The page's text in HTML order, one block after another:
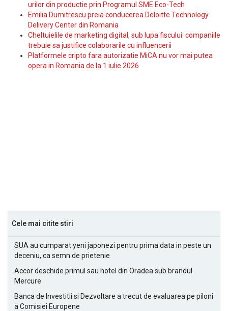
urilor din productie prin Programul SME Eco-Tech
Emilia Dumitrescu preia conducerea Deloitte Technology
Delivery Center din Romania
Cheltuielile de marketing digital, sub lupa fiscului: companiile
trebuie sa justifice colaborarile cu influencerii
Platformele cripto fara autorizatie MiCA nu vor mai putea
opera in Romania de la 1 iulie 2026
Cele mai citite stiri
SUA au cumparat yeni japonezi pentru prima data in peste un
deceniu, ca semn de prietenie
Accor deschide primul sau hotel din Oradea sub brandul
Mercure
Banca de Investitii si Dezvoltare a trecut de evaluarea pe piloni
a Comisiei Europene